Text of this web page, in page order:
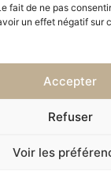
fait de ne pas
un effet négatif sur
Accepter
Refuser
Voir les